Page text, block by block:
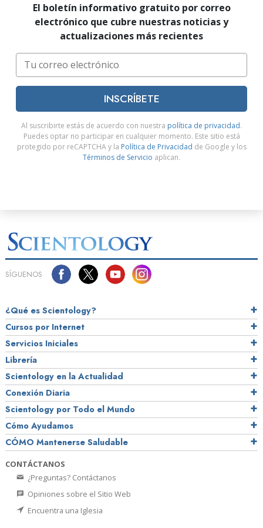
El boletín informativo gratuito por correo
electrónico que cubre nuestras noticias y
actualizaciones más recientes
INSCRÍBETE
Al suscribirte estás de acuerdo con nuestra política de privacidad.
Puedes optar no participar en cualquier momento. Este sitio está
protegido por reCAPTCHA y la Política de Privacidad de Google y los
Términos de Servicio aplican.
SÍGUENOS
¿Qué es Scientology?
Cursos por Internet
Servicios Iniciales
Librería
Scientology en la Actualidad
Conexión Diaria
Scientology por Todo el Mundo
Cómo Ayudamos
CÓMO Mantenerse Saludable
CONTÁCTANOS
¿Preguntas? Contáctanos
Opiniones sobre el Sitio Web
Encuentra una Iglesia